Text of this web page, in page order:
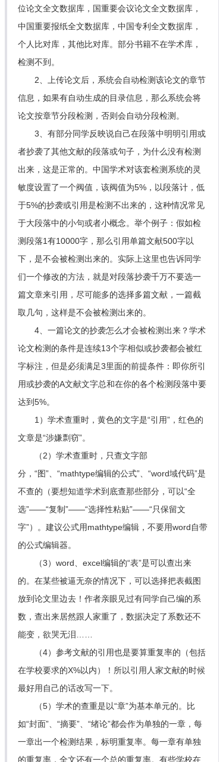
位论文全文数据库，国重要会议论文全文数据库，
中国重要报纸全文数据库，中国专利全文数据库，
个人比对库，其他比对库。部分书籍不在学术库，
检测不到。
2、上传论文后，系统会自动检测该论文的章节
信息，如果有自动生成的目录信息，那么系统会将
论文按章节分段检测，否则会自动分段检测。
3、有部分同学反映说自己在段落中明明引用或
者抄袭了其他文献的段落或句子，为什么没有检测
出来，这是正常的。中国学术对该套检测系统的灵
敏度设置了一个阀值，该阀值为5%，以段落计，低
于5%的抄袭或引用是检测不出来的，这种情况常见
于大段落中的小句或者小概念。举个例子：假如检
测段落1有10000字，那么引用单篇文献500字以
下，是不会被检测出来的。实际上这里也告诉同学
们一个修改的方法，就是对段落抄袭千万不要选一
篇文章来引用，尽可能多的选择多篇文献，一篇截
取几句，这样是不会被检测出来的。
4、一篇论文的抄袭怎么才会被检测出来？学术
论文检测的条件是连续13个字相似或抄袭都会被红
字标注，但是必须满足3里面的前提条件：即你所引
用或抄袭的A文献文字总和在你的各个检测段落中要
达到5%。
1）学术查重时，黄色的文字是“引用”，红色的
文章是“涉嫌剽窃”。
（2）学术查重时，只查文字部
分，“图”、“mathtype编辑的公式”、“word域代码”是
不查的（要想知道学术到底查那些部分，可以“全
选”——“复制”——“选择性粘贴”——“只保留文
字”）。建议公式用mathtype编辑，不要用word自带
的公式编辑器。
（3）word、excel编辑的“表”是可以查出来
的。在某些被逼无奈的情况下，可以选择把表截图
放到论文里边去！作者亲眼见过有同学自己编的系
数，查出来居然跟人家重了，数据决定了系数还不
能变，欲哭无泪……
（4）参考文献的引用也是要算重复率的（包括
在学校要求的X%以内）！所以引用人家文献的时候
最好用自己的话改写一下。
（5）学术的查重是以“章”为基本单元的。比
如“封面”、“摘要”、“绪论”都会作为单独的一章，每
一章出一个检测结果，标明重复率。每一章有单独
的重复率，全文还有一个总的重复率。有些学校在